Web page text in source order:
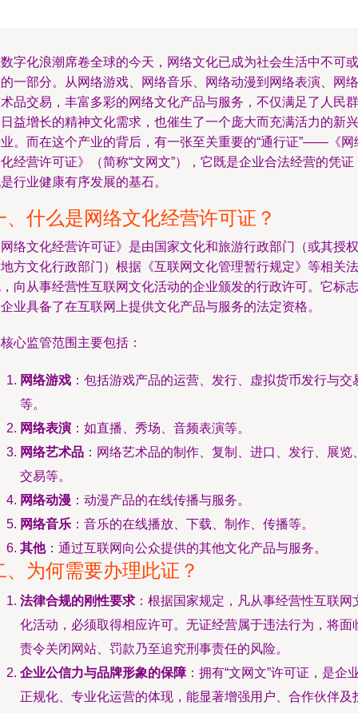
字化浪潮席卷全球的今天，网络文化已成为社会生活中不可或
一部分。从网络游戏、网络音乐、网络动漫到网络表演、网络
品交易，丰富多彩的网络文化产品与服务，不仅满足了人民群
益增长的精神文化需求，也催生了一个庞大而充满活力的新兴
。而在这个产业的背后，有一张至关重要的“通行证”——《网
经营许可证》（简称“文网文”），它既是企业合法经营的凭证
行业健康有序发展的基石。
、什么是网络文化经营许可证？
络文化经营许可证》是由国家文化和旅游行政部门（或其授权
方文化行政部门）根据《互联网文化管理暂行规定》等相关法
向从事经营性互联网文化活动的企业颁发的行政许可。它标志
业具备了在互联网上提供文化产品与服务的法定资格。
心监管范围主要包括：
网络游戏 ：包括游戏产品的运营、发行、虚拟货币发行与交
等。
网络表演 ：如直播、秀场、音频表演等。
网络艺术品 ：网络艺术品的制作、复制、进口、发行、展览
交易等。
网络动漫 ：动漫产品的在线传播与服务。
网络音乐 ：音乐的在线播放、下载、制作、传播等。
其他：通过互联网向公众提供的其他文化产品与服务。
、为何需要办理此证？
法律合规的刚性要求 ：根据国家规定，凡从事经营性互联网
化活动，必须取得相应许可。无证经营属于违法行为，将面
责令关闭网站、罚款乃至追究刑事责任的风险。
企业公信力与品牌形象的保障：拥有“文网文”许可证，是企
正规化、专业化运营的体现，能显著增强用户、合作伙伴及